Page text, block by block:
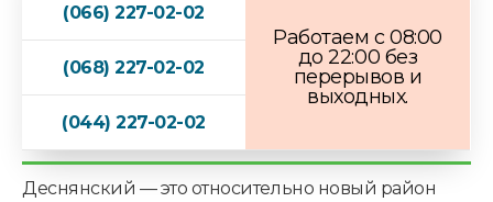
(066) 227-02-02
Работаем с 08:00
до 22:00 без
перерывов и
выходных.
(068) 227-02-02
(044) 227-02-02
Деснянский — это относительно новый район